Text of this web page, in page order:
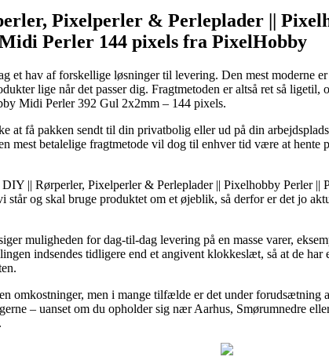
Pixelperler & Perleplader ||
Perler 144 pixels fra PixelHobby
et hav af forskellige løsninger til levering. Den mest moderne
lige når det passer dig. Fragtmetoden er altså ret så
Midi Perler 392 Gul 2x2mm – 144 pixels.
at få pakken sendt til din privatbolig eller ud på din
mest betalelige fragtmetode vil dog til enhver tid være at hente
|| Rørperler, Pixelperler & Perleplader || Pixelhobby Perler
og skal bruge produktet om et øjeblik, så derfor er det jo
muligheden for dag-til-dag levering på en masse varer,
indsendes tidligere end et angivent klokkeslæt, så at de
omkostninger, men i mange tilfælde er det under forudsætning
– uanset om du opholder sig nær Aarhus, Smørumnedre